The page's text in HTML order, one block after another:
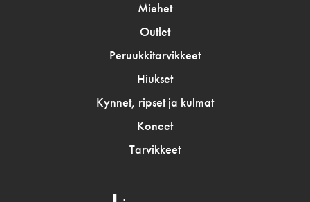
Miehet
Outlet
Peruukkitarvikkeet
Hiukset
Kynnet, ripset ja kulmat
Koneet
Tarvikkeet